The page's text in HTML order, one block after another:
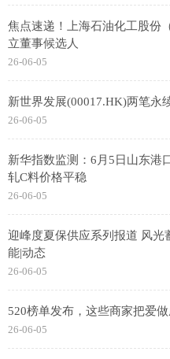
焦点速递！上海石油化工股份
立董事候选人
26-06-05
新世界发展(00017.HK)两笔永
26-06-05
新华指数监测：6月5日山东港
轧C料价格平稳
26-06-05
迎峰度夏保供应系列报道 风
能|动态
26-06-05
520榜单发布，这些商家把爱
26-06-05